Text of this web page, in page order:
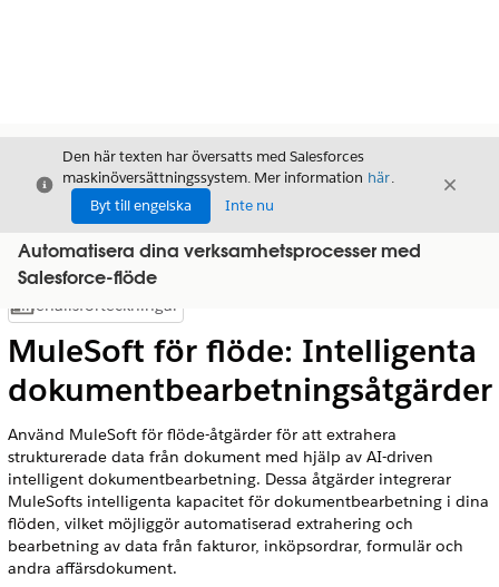
Stäng
Den här texten har översatts med Salesforces
maskinöversättningssystem. Mer information här.
Byt till engelska
Inte nu
Stäng
Automatisera dina verksamhetsprocesser med
Salesforce-flöde
Visa innehållsförteckning
Innehållsförteckningar
MuleSoft för flöde: Intelligenta
dokumentbearbetningsåtgärder
Använd MuleSoft för flöde-åtgärder för att extrahera
strukturerade data från dokument med hjälp av AI-driven
intelligent dokumentbearbetning. Dessa åtgärder integrerar
MuleSofts intelligenta kapacitet för dokumentbearbetning i dina
flöden, vilket möjliggör automatiserad extrahering och
bearbetning av data från fakturor, inköpsordrar, formulär och
andra affärsdokument.